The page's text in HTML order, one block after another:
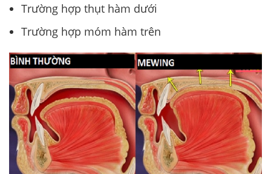
Trường hợp thụt hàm dưới
Trường hợp móm hàm trên